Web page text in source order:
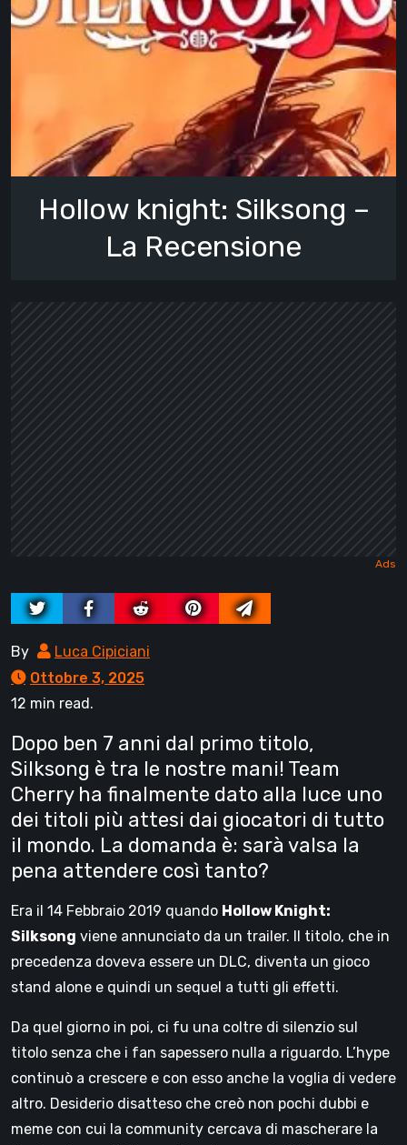
Hollow knight: Silksong –
La Recensione
By
Luca Cipiciani
Ottobre 3, 2025
12 min read.
Dopo ben 7 anni dal primo titolo,
Silksong è tra le nostre mani! Team
Cherry ha finalmente dato alla luce uno
dei titoli più attesi dai giocatori di tutto
il mondo. La domanda è: sarà valsa la
pena attendere così tanto?
Era il 14 Febbraio 2019 quando Hollow Knight:
Silksong viene annunciato da un trailer. Il titolo, che in
precedenza doveva essere un DLC, diventa un gioco
stand alone e quindi un sequel a tutti gli effetti.
Da quel giorno in poi, ci fu una coltre di silenzio sul
titolo senza che i fan sapessero nulla a riguardo. L’hype
continuò a crescere e con esso anche la voglia di vedere
altro. Desiderio disatteso che creò non pochi dubbi e
meme con cui la community cercava di mascherare la